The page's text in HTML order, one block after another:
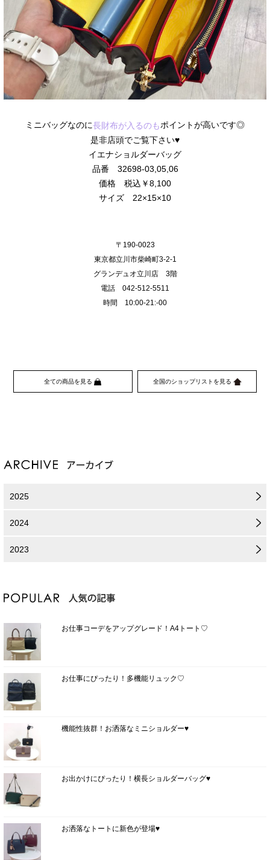
ミニバッグなのに長財布が入るのもポイントが高いです◎
是非店頭でご覧下さい♥
イエナショルダーバッグ
品番 32698-03,05,06
価格 税込￥8,100
サイズ 22×15×10
〒190-0023
東京都立川市柴崎町3-2-1
グランデュオ立川店 3階
電話 042-512-5511
時間 10:00-21:-00
全ての商品を見る 全国のショップリストを見る
2025
2024
2023
お仕事コーデをアップグレード！A4トート♡
お仕事にぴったり！多機能リュック♡
機能性抜群！お洒落なミニショルダー♥
お出かけにぴったり！横長ショルダーバッグ♥
お洒落なトートに新色が登場♥